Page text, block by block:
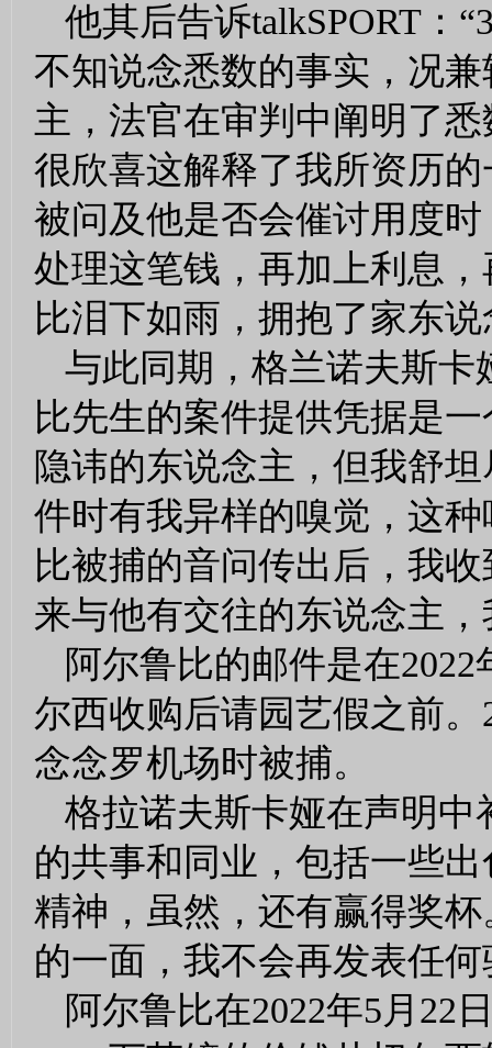
他其后告诉talkSPORT：
不知说念悉数的事实，况
主，法官在审判中阐明了
很欣喜这解释了我所资历
被问及他是否会催讨用度
处理这笔钱，再加上利息
比泪下如雨，拥抱了家东
与此同期，格兰诺夫斯卡
比先生的案件提供凭据是
隐讳的东说念主，但我舒
件时有我异样的嗅觉，这
比被捕的音问传出后，我
来与他有交往的东说念主
阿尔鲁比的邮件是在
尔西收购后请园艺假之前
念念罗机场时被捕。
格拉诺夫斯卡娅在声明中
的共事和同业，包括一些
精神，虽然，还有赢得奖
的一面，我不会再发表任何
阿尔鲁比在2022年5月22